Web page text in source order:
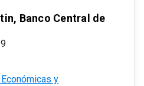
Banco Central de
y